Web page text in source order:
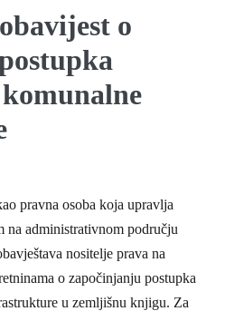
o
pravna osoba koja upravlja
na administrativnom području
nositelje prava na
o započinjanju postupka
u zemljišnu knjigu. Za